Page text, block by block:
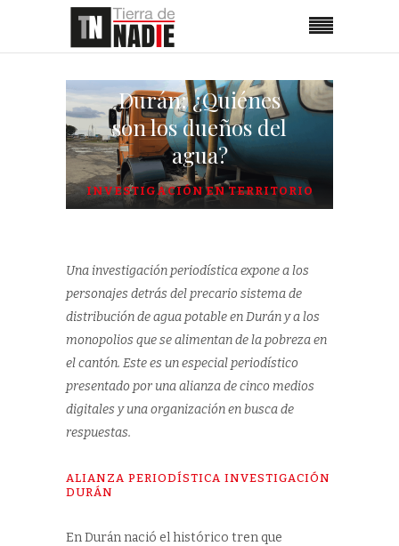
Durán: ¿Quiénes
son los dueños del
agua?
INVESTIGACIÓN EN TERRITORIO
Una investigación periodística expone a los
personajes detrás del precario sistema de
distribución de agua potable en Durán y a los
monopolios que se alimentan de la pobreza en
el cantón. Este es un especial periodístico
presentado por una alianza de cinco medios
digitales y una organización en busca de
respuestas.
ALIANZA PERIODÍSTICA INVESTIGACIÓN
DURÁN
En Durán nació el histórico tren que